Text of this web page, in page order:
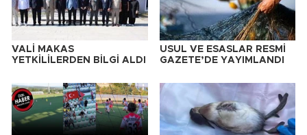
VALİ MAKAS
YETKİLİLERDEN BİLGİ ALDI
USUL VE ESASLAR RESMİ
GAZETE’DE YAYIMLANDI